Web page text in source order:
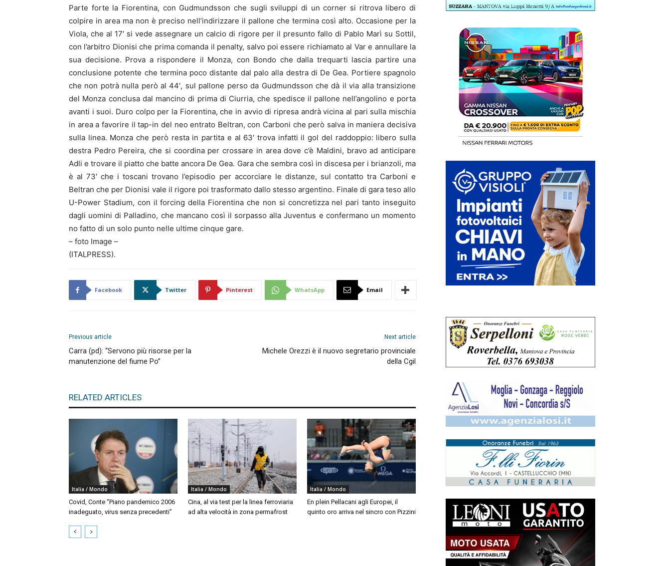
Parte forte la Fiorentina, con Gudmundsson che sugli sviluppi di un corner si ritrova libero di
colpire in area ma non è preciso nell’indirizzare il pallone che termina così alto. Occasione per la
Viola, che al 17′ si vede assegnare un calcio di rigore per il presunto fallo di Pablo Marì su Sottil,
con l’arbitro Dionisi che prima comanda il penalty, salvo poi essere richiamato al Var e annullare la
sua decisione. Prova a rispondere il Monza, con Bondo che dalla trequarti lascia partire una
conclusione potente che termina poco distante dal palo alla destra di De Gea. Portiere spagnolo
che non potrà nulla però al 44′, sul pallone perso da Gudmundsson che dà il via alla transizione
del Monza conclusa dal mancino di prima di Ciurria, che spedisce il pallone nell’angolino e porta
avanti i suoi. Duro colpo per la Fiorentina, che in avvio di ripresa andrà vicina al pari sulla mischia
in area a favorire il tap-in del neo entrato Beltran, con Carboni che però salva in maniera decisiva
sulla linea. Monza che però resta in partita e al 63′ trova infatti il gol del raddoppio: libero sulla
destra Pedro Pereira, che si coordina per crossare in area dove c’è Maldini, bravo ad anticipare
Adli e trovare il piatto che batte ancora De Gea. Gara che sembra così in discesa per i brianzoli, ma
è al 73′ che i toscani trovano l’episodio per accorciare le distanze, sul contatto tra Carboni e
Beltran che per Dionisi vale il rigore poi trasformato dallo stesso argentino. Finale di gara teso allo
U-Power Stadium, con il forcing della Fiorentina che non si concretizza nel pari tanto inseguito
dagli uomini di Palladino, che mancano così il sorpasso alla Juventus e confermano un momento
no fatto di un solo punto nelle ultime cinque gare.
– foto Image –
(ITALPRESS).
Facebook Twitter Pinterest WhatsApp Email
Previous article
Carra (pd): “Servono più risorse per la
manutenzione del fiume Po”
Next article
Michele Orezzi è il nuovo segretario provinciale
della Cgil
RELATED ARTICLES
Italia / Mondo
Covid, Conte “Piano pandemico 2006
inadeguato, virus senza precedenti”
Italia / Mondo
Cina, al via test per la linea ferroviaria
ad alta velocità in zona permafrost
Italia / Mondo
En plein Pellacani agli Europei, il
quinto oro arriva nel sincro con Pizzini